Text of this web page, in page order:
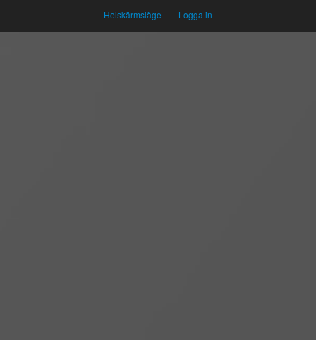
Helskärmsläge | Logga in